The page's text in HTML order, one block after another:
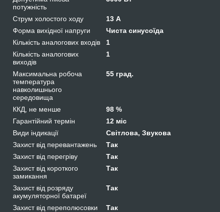
потужність
Струм холостого ходу
13 А
Форма вихідної напруги
Чиста синусоїда
Кількість аналогових входів
1
Кількість аналогових
виходів
1
Максимальна робоча
температура
навколишнього
середовища
55 град.
ККД, не менше
98 %
Гарантійний термін
12 міс
Види індикації
Світлова, Звукова
Захист від перевантажень
Так
Захист від перегріву
Так
Захист від короткого
замикання
Так
Захист від розряду
акумуляторної батареї
Так
Захист від переполюсовки
Так